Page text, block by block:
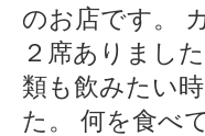
のお店です。
２席ありまし
類も飲みたい
た。 何を食べ